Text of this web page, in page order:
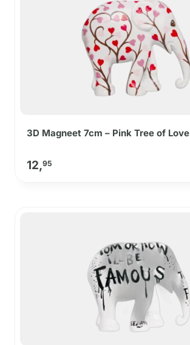
3D Magneet 7cm – Pink Tree of Love
12,95